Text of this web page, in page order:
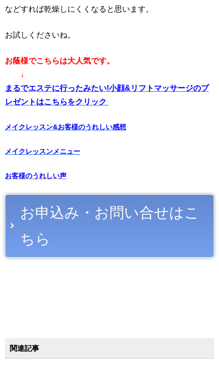
などすれば乾燥しにくくなると思います。
お試しくださいね。
お蔭様でこちらは大人気です。
↓
まるでエステに行ったみたい!小顔&リフトマッサージのプ
レゼントはこちらをクリック
メイクレッスン&お客様のうれしい感想
メイクレッスンメニュー
お客様のうれしい声
お申込み・お問い合せはこ
ちら
関連記事